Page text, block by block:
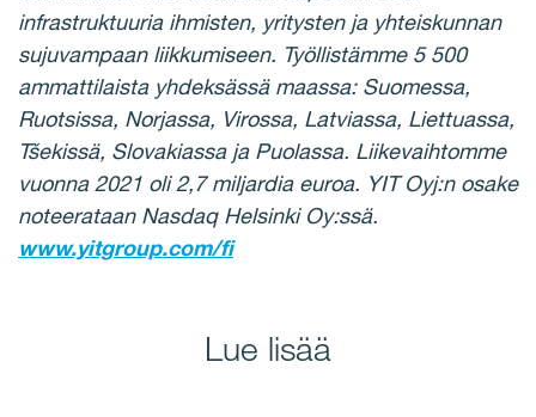
infrastruktuuria ihmisten, yritysten ja yhteiskunnan
sujuvampaan liikkumiseen. Työllistämme 5 500
ammattilaista yhdeksässä maassa: Suomessa,
Ruotsissa, Norjassa, Virossa, Latviassa, Liettuassa,
Tšekissä, Slovakiassa ja Puolassa. Liikevaihtomme
vuonna 2021 oli 2,7 miljardia euroa. YIT Oyj:n osake
noteerataan Nasdaq Helsinki Oy:ssä.
www.yitgroup.com/fi
Lue lisää